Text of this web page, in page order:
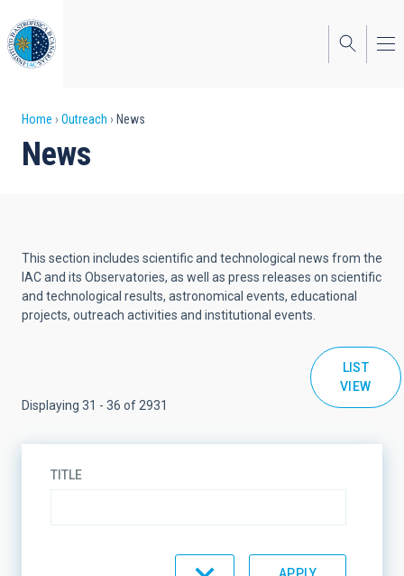
to
main
content
Breadcrumb
Home Outreach News
News
This section includes scientific and technological news from the
IAC and its Observatories, as well as press releases on scientific
and technological results, astronomical events, educational
projects, outreach activities and institutional events.
LIST
VIEW
Displaying 31 - 36 of 2931
TITLE